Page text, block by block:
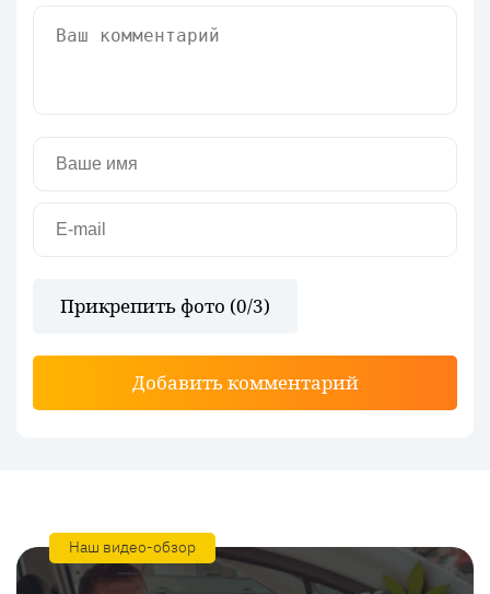
Прикрепить фото (0/3)
Добавить комментарий
Наш видео-обзор